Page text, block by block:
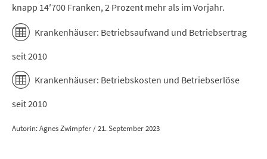
knapp 14′700 Franken, 2 Prozent mehr als im Vorjahr.
Krankenhäuser: Betriebsaufwand und Betriebsertrag
seit 2010
Krankenhäuser: Betriebskosten und Betriebserlöse
seit 2010
Autorin: Agnes Zwimpfer / 21. September 2023